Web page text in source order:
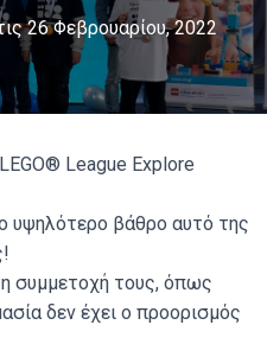
26 Φεβρουαρίου, 2022
League Explore
υψηλότερο βάθρο αυτό της
συμμετοχή τους, όπως
δεν έχει ο προορισμός